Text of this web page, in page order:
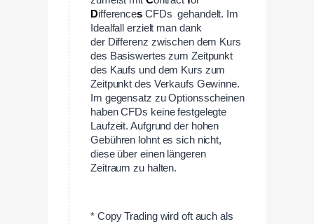
DifferencesCFDs gehandelt. Im
Idealfall erzielt man dank
der Differenz zwischen dem Kurs
des Basiswertes zum Zeitpunkt
des Kaufs und dem Kurs zum
Zeitpunkt des Verkaufs Gewinne.
Im gegensatz zu Optionsscheinen
haben CFDs keine festgelegte
Laufzeit. Aufgrund der hohen
Gebühren lohnt es sich nicht,
diese über einen längeren
Zeitraum zu halten.
* Copy Trading wird oft auch als